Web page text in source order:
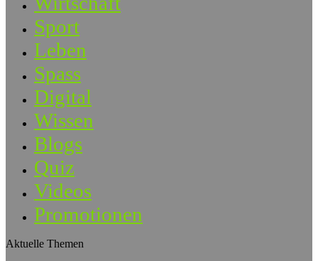
Sport
Leben
Spass
Digital
Wissen
Blogs
Quiz
Videos
Promotionen
Aktuelle Themen